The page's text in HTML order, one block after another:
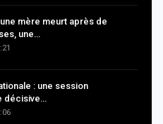
mère meurt après de
une…
: une session
décisive…